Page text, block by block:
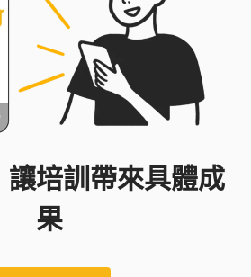
培訓帶來具體成
果